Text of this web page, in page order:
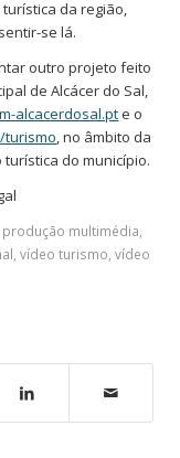
da região,
se lá.
outro projeto feito
de Alcácer do Sal,
alcacerdosal.pte o
turismo, no âmbito da
do município.
produção multimédia,
,vídeo turismo,vídeo